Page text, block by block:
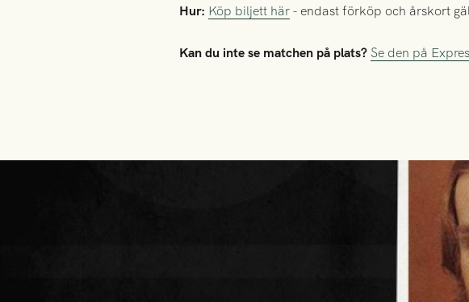
Hur: Köp biljett här- endast förköp och årskort
Kan du inte se matchen på plats? Se den på